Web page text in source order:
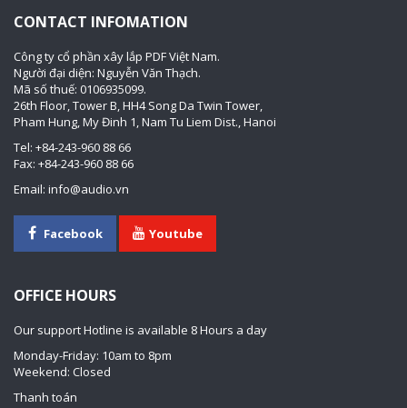
CONTACT INFOMATION
Công ty cổ phần xây lắp PDF Việt Nam.
Người đại diện: Nguyễn Văn Thạch.
Mã số thuế: 0106935099.
26th Floor, Tower B, HH4 Song Da Twin Tower,
Pham Hung, My Đinh 1, Nam Tu Liem Dist., Hanoi
Tel: +84-243-960 88 66
Fax: +84-243-960 88 66
Email: info@audio.vn
Facebook Youtube
OFFICE HOURS
Our support Hotline is available 8 Hours a day
Monday-Friday: 10am to 8pm
Weekend: Closed
Thanh toán